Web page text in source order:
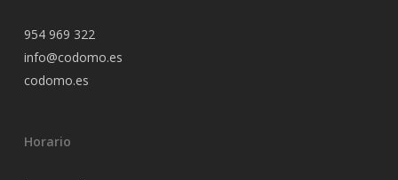
954 969 322
info@codomo.es
codomo.es
Horario